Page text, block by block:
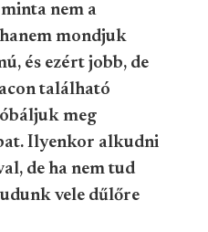
nem a
mondjuk
és ezért jobb, de
található
meg
Ilyenkor alkudni
de ha nem tud
vele dűlőre